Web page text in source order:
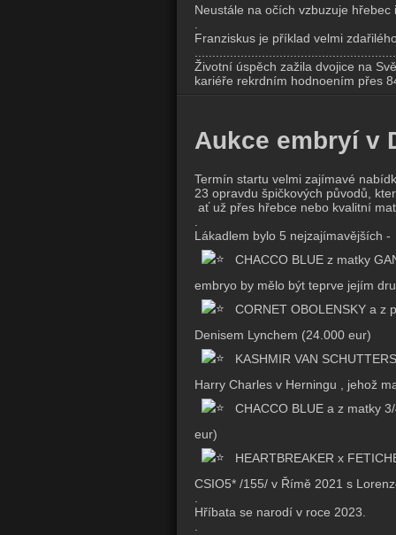
Neustále na očích vzbuzuje hřebec
Franziskus je příklad velmi
Životní úspěch zažila dvojice na
kariéře rekrdním hodnoením přes
Aukce embryí v
Termín startu velmi zajímavé
23 opravdu špičkových původů,
ať už přes hřebce nebo kvalitní
Lákadlem bylo 5 nejzajímavějších -
CHACCO BLUE z matky
embryo by mělo být teprve jejím
CORNET OBOLENSKY a z
Denisem Lynchem (24.000 eur)
KASHMIR VAN
Harry Charles v Herningu , jehož
CHACCO BLUE a z matky
eur)
HEARTBREAKER x
CSIO5* /155/ v Římě 2021 s
Hříbata se narodí v roce 2023.